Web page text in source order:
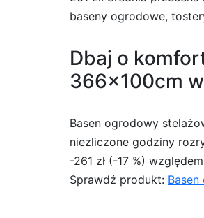
baseny ogrodowe,
Dbaj o
366x100cm
Basen ogrodowy
niezliczone godziny
-261 zł (-17 %)
Sprawdź produkt: